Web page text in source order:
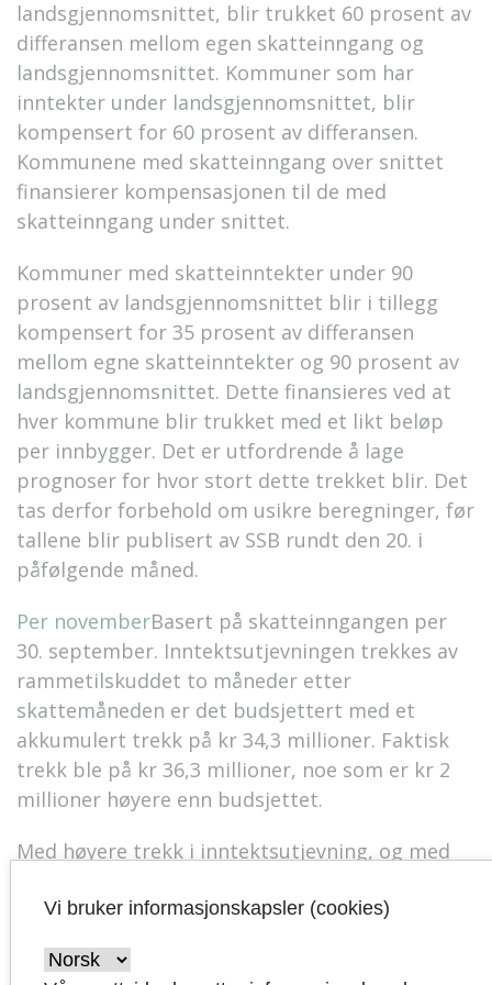
landsgjennomsnittet, blir trukket 60 prosent av
differansen mellom egen skatteinngang og
landsgjennomsnittet. Kommuner som har
inntekter under landsgjennomsnittet, blir
kompensert for 60 prosent av differansen.
Kommunene med skatteinngang over snittet
finansierer kompensasjonen til de med
skatteinngang under snittet.
Kommuner med skatteinntekter under 90
prosent av landsgjennomsnittet blir i tillegg
kompensert for 35 prosent av differansen
mellom egne skatteinntekter og 90 prosent av
landsgjennomsnittet. Dette finansieres ved at
hver kommune blir trukket med et likt beløp
per innbygger. Det er utfordrende å lage
prognoser for hvor stort dette trekket blir. Det
tas derfor forbehold om usikre beregninger, før
tallene blir publisert av SSB rundt den 20. i
påfølgende måned.
Per novemberBasert på skatteinngangen per
30. september. Inntektsutjevningen trekkes av
rammetilskuddet to måneder etter
skattemåneden er det budsjettert med et
akkumulert trekk på kr 34,3 millioner. Faktisk
trekk ble på kr 36,3 millioner, noe som er kr 2
millioner høyere enn budsjettet.
Med høyere trekk i inntektsutjevning, og med
november, er det for de frie inntektene
Vi bruker informasjonskapsler (cookies)